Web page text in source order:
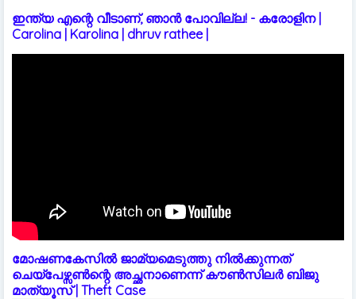
ഇന്ത്യ എന്റെ വീടാണ്, ഞാൻ പോവില്ല! - കരോളിന |
Carolina | Karolina | dhruv rathee |
മോഷണകേസിൽ ജാമ്യമെടുത്തു നിൽക്കുന്നത്
ചെയ്പേഴ്സൺന്റെ അച്ഛനാണെന്ന് കൗൺസിലർ ബിജു
മാത്യൂസ് | Theft Case